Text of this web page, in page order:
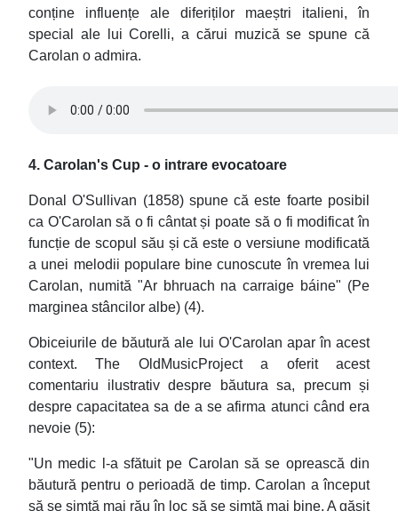
conține influențe ale diferiților maeștri italieni, în
special ale lui Corelli, a cărui muzică se spune că
Carolan o admira.
4. Carolan's Cup - o intrare evocatoare
Donal O'Sullivan (1858) spune că este foarte posibil
ca O'Carolan să o fi cântat și poate să o fi modificat în
funcție de scopul său și că este o versiune modificată
a unei melodii populare bine cunoscute în vremea lui
Carolan, numită "Ar bhruach na carraige báine" (Pe
marginea stâncilor albe) (4).
Obiceiurile de băutură ale lui O'Carolan apar în acest
context. The OldMusicProject a oferit acest
comentariu ilustrativ despre băutura sa, precum și
despre capacitatea sa de a se afirma atunci când era
nevoie (5):
"Un medic l-a sfătuit pe Carolan să se oprească din
băutură pentru o perioadă de timp. Carolan a început
să se simtă mai rău în loc să se simtă mai bine. A găsit